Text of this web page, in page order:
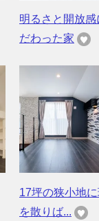
明るさと開放感
だわった家
17坪の狭小地
を散りば...